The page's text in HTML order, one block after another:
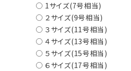
1サイズ(7号相当)
２サイズ(9号相当)
３サイズ(11号相当)
４サイズ(13号相当)
５サイズ(15号相当)
６サイズ(17号相当)